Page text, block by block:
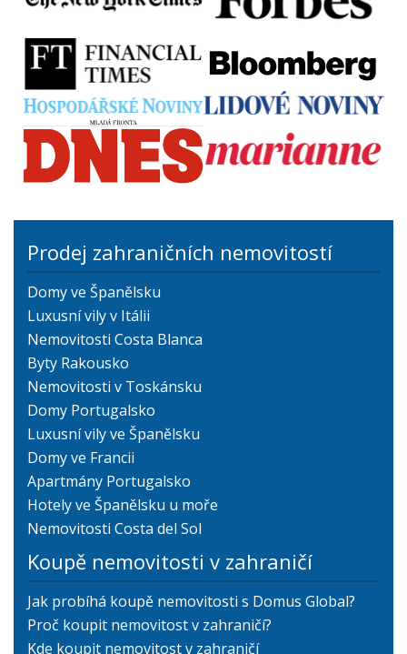
Prodej zahraničních nemovitostí
Domy ve Španělsku
Luxusní vily v Itálii
Nemovitosti Costa Blanca
Byty Rakousko
Nemovitosti v Toskánsku
Domy Portugalsko
Luxusní vily ve Španělsku
Domy ve Francii
Apartmány Portugalsko
Hotely ve Španělsku u moře
Nemovitosti Costa del Sol
Koupě nemovitosti v zahraničí
Jak probíhá koupě nemovitosti s Domus Global?
Proč koupit nemovitost v zahraničí?
Kde koupit nemovitost v zahraničí